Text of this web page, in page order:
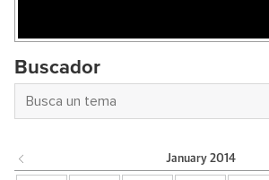
Buscador
January 2014